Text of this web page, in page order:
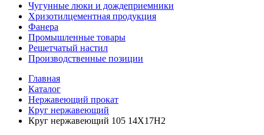
Чугунные люки и дождеприемники
Хризотилцементная продукция
Фанера
Промышленные товары
Решетчатый настил
Производственные позиции
Главная
Каталог
Нержавеющий прокат
Круг нержавеющий
Круг нержавеющий 105 14Х17Н2